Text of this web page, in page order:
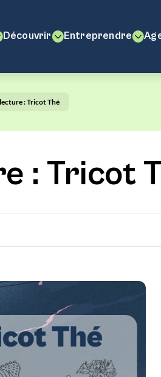
Découvrir Entreprendre
: Tricot Thé
: Tricot